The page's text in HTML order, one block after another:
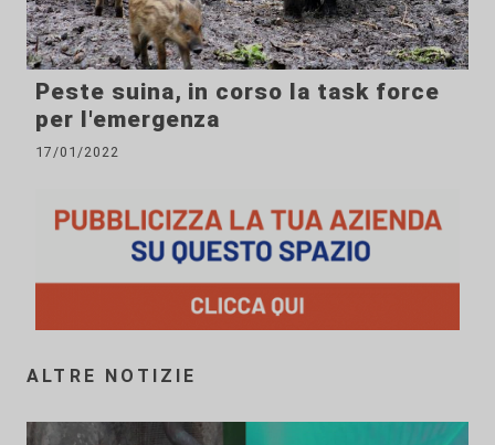
Peste suina, in corso la task force
per l'emergenza
17/01/2022
ALTRE NOTIZIE